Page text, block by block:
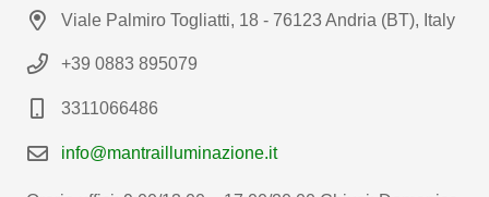
Viale Palmiro Togliatti, 18 - 76123 Andria (BT), Italy
+39 0883 895079
3311066486
info@mantrailluminazione.it